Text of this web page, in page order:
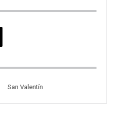
San Valentín